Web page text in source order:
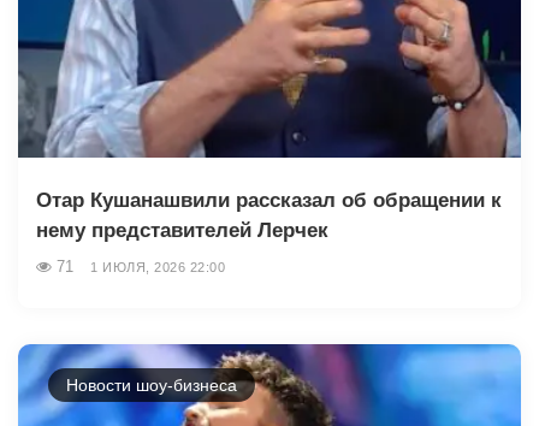
Отар Кушанашвили рассказал об обращении к
нему представителей Лерчек
71 1 ИЮЛЯ, 2026 22:00
Новости шоу-бизнеса